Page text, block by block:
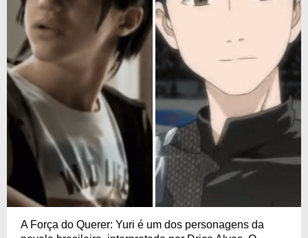
A Força do Querer: Yuri é um dos personagens da